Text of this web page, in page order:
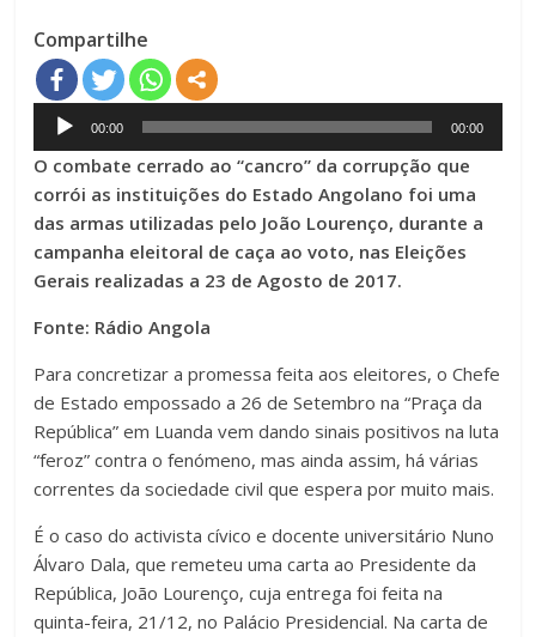
Compartilhe
Audio
Player
00:00 00:00
O combate cerrado ao “cancro” da corrupção que
corrói as instituições do Estado Angolano foi uma
das armas utilizadas pelo João Lourenço, durante a
campanha eleitoral de caça ao voto, nas Eleições
Gerais realizadas a 23 de Agosto de 2017.
Fonte: Rádio Angola
Para concretizar a promessa feita aos eleitores, o Chefe
de Estado empossado a 26 de Setembro na “Praça da
República” em Luanda vem dando sinais positivos na luta
“feroz” contra o fenómeno, mas ainda assim, há várias
correntes da sociedade civil que espera por muito mais.
É o caso do activista cívico e docente universitário Nuno
Álvaro Dala, que remeteu uma carta ao Presidente da
República, João Lourenço, cuja entrega foi feita na
quinta-feira, 21/12, no Palácio Presidencial. Na carta de